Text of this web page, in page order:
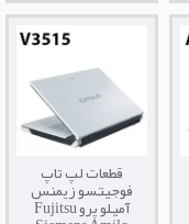
قطعات لپ تاپ
فوجیتسو زیمنس
آمیلو پرو Fujitsu